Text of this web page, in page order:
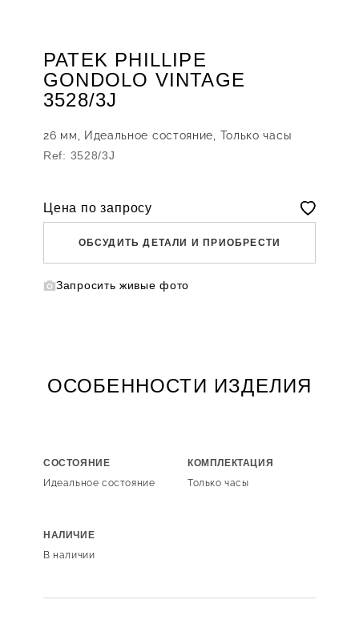
PATEK PHILLIPE
GONDOLO VINTAGE
3528/3J
26 мм, Идеальное состояние, Только часы
Ref: 3528/3J
Цена по запросу
ОБСУДИТЬ ДЕТАЛИ И ПРИОБРЕСТИ
WHATSAPP
Запросить живые фото
ОСОБЕННОСТИ ИЗДЕЛИЯ
СОСТОЯНИЕ
Идеальное состояние
КОМПЛЕКТАЦИЯ
Только часы
НАЛИЧИЕ
В наличии